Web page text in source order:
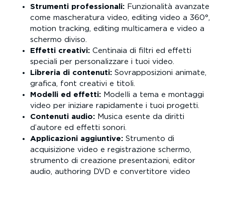
Strumenti professionali: Funzionalità avanzate
come mascheratura video, editing video a 360°,
motion tracking, editing multicamera e video a
schermo diviso.
Effetti creativi: Centinaia di filtri ed effetti
speciali per personalizzare i tuoi video.
Libreria di contenuti: Sovrapposizioni animate,
grafica, font creativi e titoli.
Modelli ed effetti: Modelli a tema e montaggi
video per iniziare rapidamente i tuoi progetti.
Contenuti audio: Musica esente da diritti
d’autore ed effetti sonori.
Applicazioni aggiuntive: Strumento di
acquisizione video e registrazione schermo,
strumento di creazione presentazioni, editor
audio, authoring DVD e convertitore video